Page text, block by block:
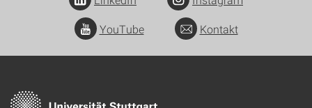
YouTube
Kontakt